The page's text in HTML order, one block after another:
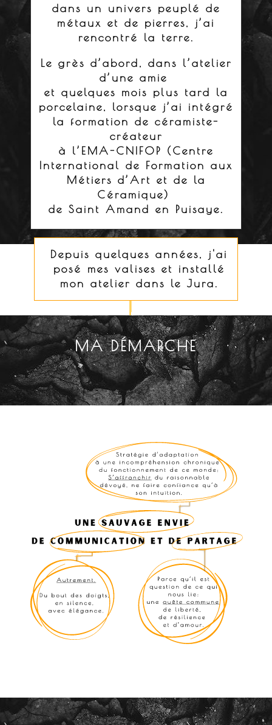
dans un univers peuplé de
métaux et de pierres, j’ai
rencontré la terre.
Le grès d’abord, dans l’atelier
d’une amie
et quelques mois plus tard la
porcelaine, lorsque j’ai intégré
la formation de céramiste-
créateur
à l’EMA-CNIFOP (Centre
International de Formation aux
Métiers d’Art et de la
Céramique)
de Saint Amand en Puisaye.
Depuis quelques années, j'ai
posé mes valises et installé
mon atelier dans le Jura.
MA DÉMARCHE